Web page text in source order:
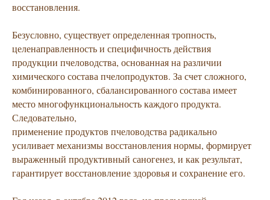
восстановления.
Безусловно, существует определенная тропность,
целенаправленность и специфичность действия
продукции пчеловодства, основанная на различии
химического состава пчелопродуктов. За счет сложного,
комбинированного, сбалансированного состава имеет
место многофункциональность каждого продукта.
Следовательно,
применение продуктов пчеловодства радикально
усиливает механизмы восстановления нормы, формирует
выраженный продуктивный саногенез, и как результат,
гарантирует восстановление здоровья и сохранение его.